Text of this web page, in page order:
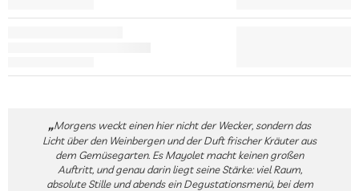
Morgens weckt einen hier nicht der Wecker, sondern das
Licht über den Weinbergen und der Duft frischer Kräuter aus
dem Gemüsegarten. Es Mayolet macht keinen großen
Auftritt, und genau darin liegt seine Stärke: viel Raum,
absolute Stille und abends ein Degustationsmenü, bei dem